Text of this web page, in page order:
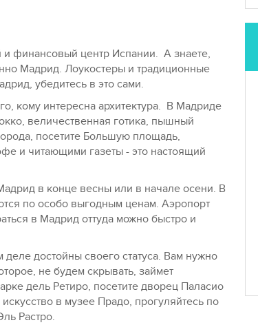
финансовый центр Испании. А знаете,
Мадрид. Лоукостеры и традиционные
убедитесь в это сами.
кому интересна архитектура. В Мадриде
величественная готика, пышный
посетите Большую площадь,
и читающими газеты - это настоящий
в конце весны или в начале осени. В
по особо выгодным ценам. Аэропорт
в Мадрид оттуда можно быстро и
достойны своего статуса. Вам нужно
не будем скрывать, займет
дель Ретиро, посетите дворец Паласио
в музее Прадо, прогуляйтесь по
Растро.